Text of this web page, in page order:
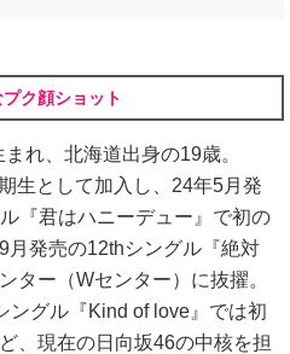
ク顔ショット
れ、北海道出身の19歳。
生として加入し、24年5月発
『君はハニーデュー』で初の
月発売の12thシングル『絶対
ター（Wセンター）に抜擢。
ングル『Kind of love』では初
、現在の日向坂46の中核を担